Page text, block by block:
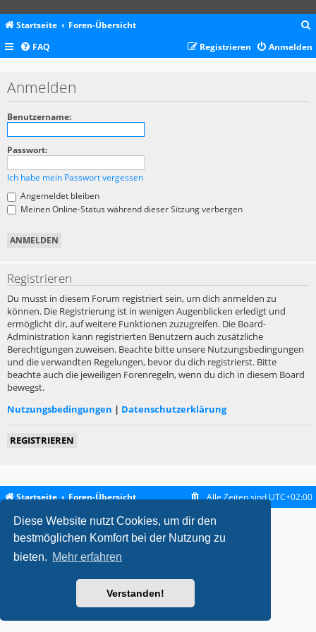
Diese Website nutzt Cookies, um dir den
bestmöglichen Komfort bei der Nutzung zu
bieten. Mehr erfahren
Verstanden!
Startseite Foren-Übersicht
c
FAQ Anmelden
Registrieren
Anmelden
Benutzername:
Passwort:
Ich habe mein Passwort vergessen
Angemeldet bleiben
Meinen Online-Status während dieser Sitzung verbergen
Registrieren
Du musst in diesem Forum registriert sein, um dich anmelden zu
können. Die Registrierung ist in wenigen Augenblicken erledigt und
ermöglicht dir, auf weitere Funktionen zuzugreifen. Die Board-
Administration kann registrierten Benutzern auch zusätzliche
Berechtigungen zuweisen. Beachte bitte unsere Nutzungsbedingungen
und die verwandten Regelungen, bevor du dich registrierst. Bitte
beachte auch die jeweiligen Forenregeln, wenn du dich in diesem Board
bewegst.
Nutzungsbedingungen | Datenschutzerklärung
REGISTRIEREN
Startseite Foren-Übersicht Alle Zeiten sindUTC+02:00
metrolike style byEric SeguinUpdated for phpBB3.2 by
Powered byphpBB ® Forum Software © phpBB Limited
phpBB.de
Datenschutz